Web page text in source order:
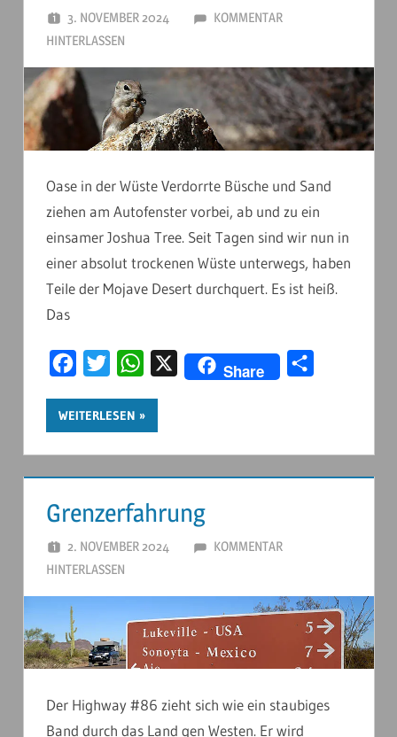
3. NOVEMBER 2024 ANDERSTOUREN
KOMMENTAR
HINTERLASSEN
Oase in der Wüste Verdorrte Büsche und Sand
ziehen am Autofenster vorbei, ab und zu ein
einsamer Joshua Tree. Seit Tagen sind wir nun in
einer absolut trockenen Wüste unterwegs, haben
Teile der Mojave Desert durchquert. Es ist heiß.
Das
FacebookTwitter WhatsApp
X Share
WEITERLESEN
Grenzerfahrung
2. NOVEMBER 2024 ANDERSTOUREN
KOMMENTAR
HINTERLASSEN
Der Highway #86 zieht sich wie ein staubiges
Band durch das Land gen Westen. Er wird